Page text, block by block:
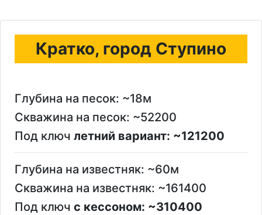
Кратко, город Ступино
Глубина на песок: ~18м
Скважина на песок: ~52200
Под ключ летний вариант: ~121200
Глубина на известняк: ~60м
Скважина на известняк: ~161400
Под ключ с кессоном: ~310400